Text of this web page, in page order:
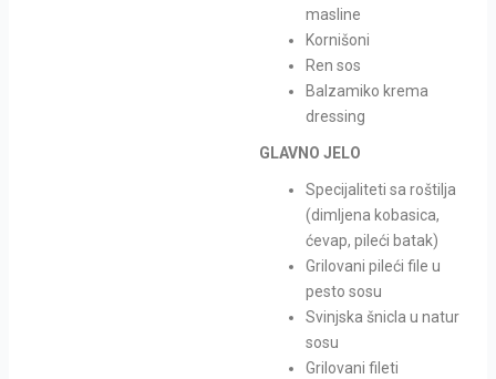
masline
Kornišoni
Ren sos
Balzamiko krema
dressing
GLAVNO JELO
Specijaliteti sa roštilja
(dimljena kobasica,
ćevap, pileći batak)
Grilovani pileći file u
pesto sosu
Svinjska šnicla u natur
sosu
Grilovani fileti